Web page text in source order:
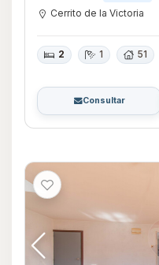
Cerrito de la Victoria
2 1 51
Consultar